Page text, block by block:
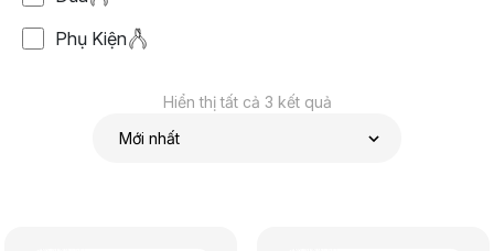
Phụ Kiện
Hiển thị tất cả 3 kết quả